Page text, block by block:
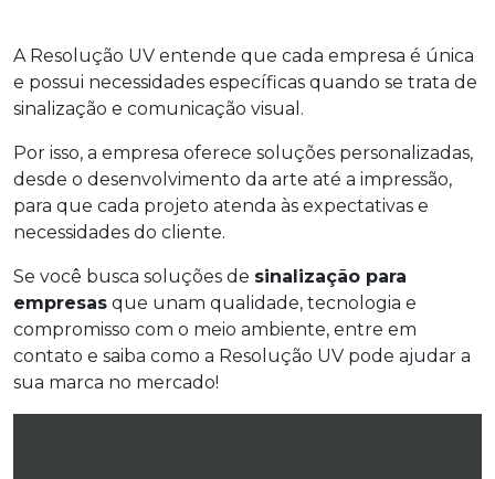
A Resolução UV entende que cada empresa é única
e possui necessidades específicas quando se trata de
sinalização e comunicação visual.
Por isso, a empresa oferece soluções personalizadas,
desde o desenvolvimento da arte até a impressão,
para que cada projeto atenda às expectativas e
necessidades do cliente.
Se você busca soluções de sinalização para
empresas que unam qualidade, tecnologia e
compromisso com o meio ambiente, entre em
contato e saiba como a Resolução UV pode ajudar a
sua marca no mercado!